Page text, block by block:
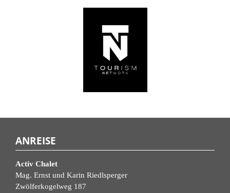
ANREISE
Activ Chalet
Mag. Ernst und Karin Riedlsperger
Zwölferkogelweg 187